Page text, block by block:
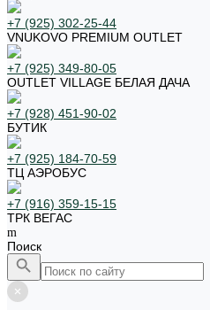
+7 (925) 302-25-44
VNUKOVO PREMIUM OUTLET
+7 (925) 349-80-05
OUTLET VILLAGE БЕЛАЯ ДАЧА
+7 (928) 451-90-02
БУТИК
+7 (925) 184-70-59
ТЦ АЭРОБУС
+7 (916) 359-15-15
ТРК ВЕГАС
Поиск